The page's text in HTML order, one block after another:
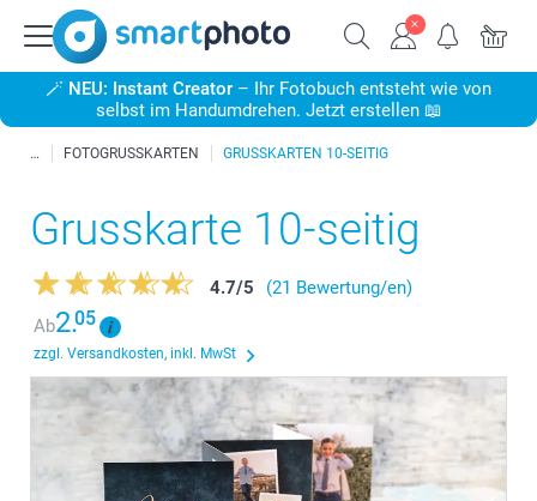
🪄 NEU: Instant Creator – Ihr Fotobuch entsteht wie von
selbst im Handumdrehen. Jetzt erstellen 📖
FOTOGRUSSKARTEN GRUSSKARTEN 10-SEITIG
Grusskarte 10-seitig
4.7/5
(21 Bewertung/en)
Ab2.05
zzgl. Versandkosten, inkl. MwSt